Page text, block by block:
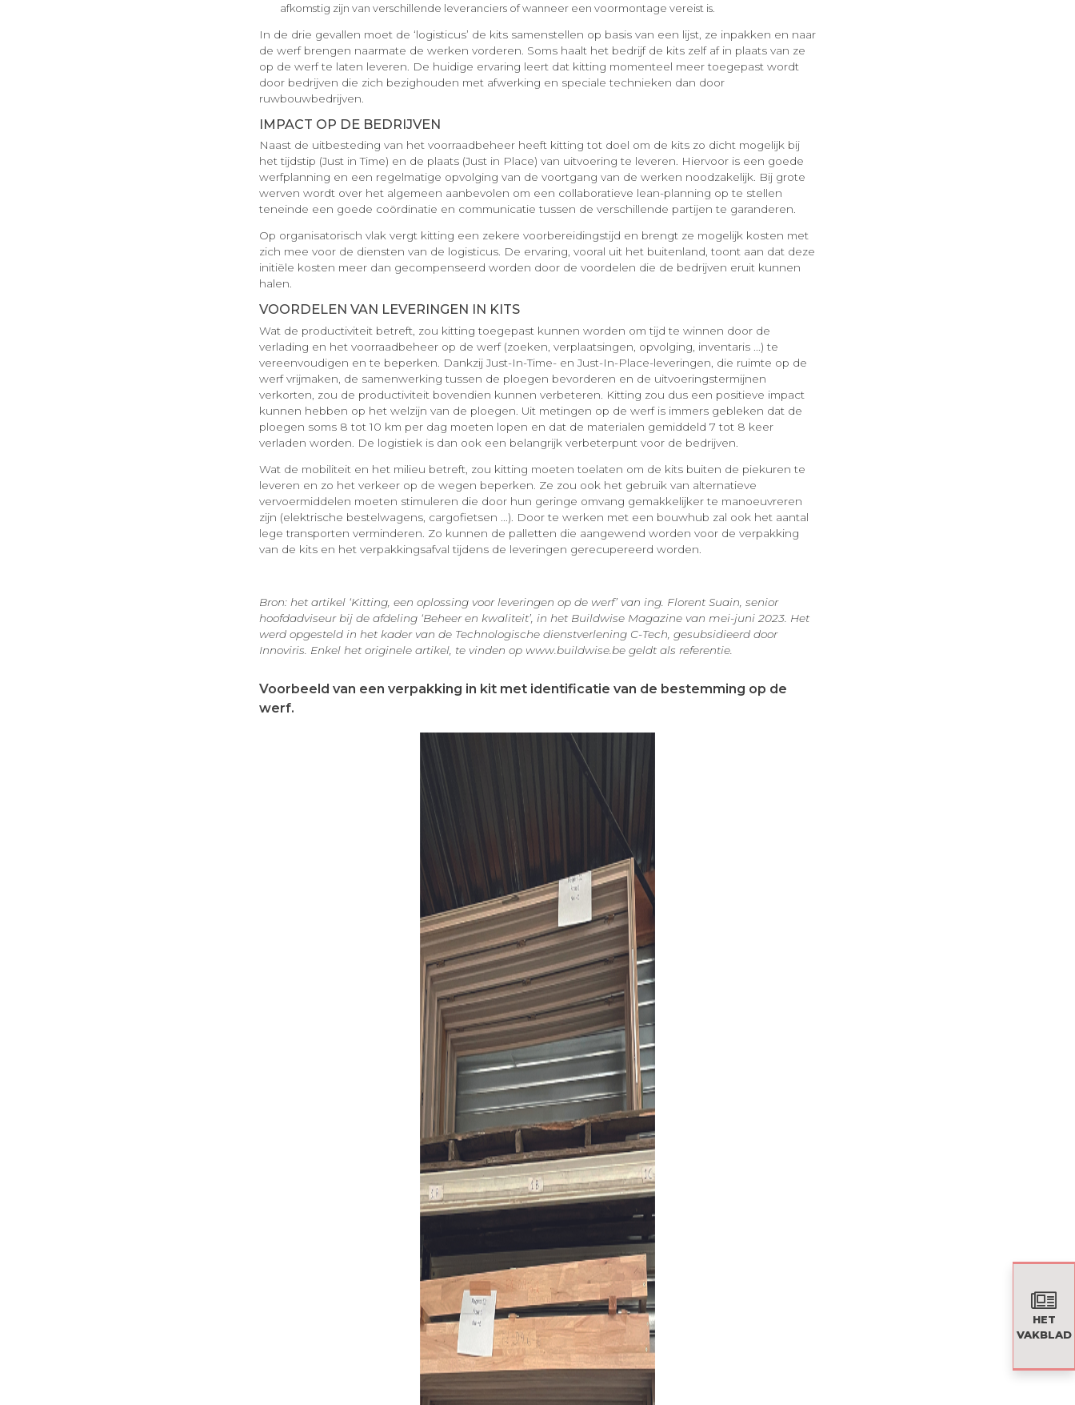
afkomstig zijn van verschillende leveranciers of wanneer een voormontage vereist is.
In de drie gevallen moet de ‘logisticus’ de kits samenstellen op basis van een lijst, ze inpakken en naar
de werf brengen naarmate de werken vorderen. Soms haalt het bedrijf de kits zelf af in plaats van ze
op de werf te laten leveren. De huidige ervaring leert dat kitting momenteel meer toegepast wordt
door bedrijven die zich bezighouden met afwerking en speciale technieken dan door
ruwbouwbedrijven.
IMPACT OP DE BEDRIJVEN
Naast de uitbesteding van het voorraadbeheer heeft kitting tot doel om de kits zo dicht mogelijk bij
het tijdstip (Just in Time) en de plaats (Just in Place) van uitvoering te leveren. Hiervoor is een goede
werfplanning en een regelmatige opvolging van de voortgang van de werken noodzakelijk. Bij grote
werven wordt over het algemeen aanbevolen om een collaboratieve lean-planning op te stellen
teneinde een goede coördinatie en communicatie tussen de verschillende partijen te garanderen.
Op organisatorisch vlak vergt kitting een zekere voorbereidingstijd en brengt ze mogelijk kosten met
zich mee voor de diensten van de logisticus. De ervaring, vooral uit het buitenland, toont aan dat deze
initiële kosten meer dan gecompenseerd worden door de voordelen die de bedrijven eruit kunnen
halen.
VOORDELEN VAN LEVERINGEN IN KITS
Wat de productiviteit betreft, zou kitting toegepast kunnen worden om tijd te winnen door de
verlading en het voorraadbeheer op de werf (zoeken, verplaatsingen, opvolging, inventaris ...) te
vereenvoudigen en te beperken. Dankzij Just-In-Time- en Just-In-Place-leveringen, die ruimte op de
werf vrijmaken, de samenwerking tussen de ploegen bevorderen en de uitvoeringstermijnen
verkorten, zou de productiviteit bovendien kunnen verbeteren. Kitting zou dus een positieve impact
kunnen hebben op het welzijn van de ploegen. Uit metingen op de werf is immers gebleken dat de
ploegen soms 8 tot 10 km per dag moeten lopen en dat de materialen gemiddeld 7 tot 8 keer
verladen worden. De logistiek is dan ook een belangrijk verbeterpunt voor de bedrijven.
Wat de mobiliteit en het milieu betreft, zou kitting moeten toelaten om de kits buiten de piekuren te
leveren en zo het verkeer op de wegen beperken. Ze zou ook het gebruik van alternatieve
vervoermiddelen moeten stimuleren die door hun geringe omvang gemakkelijker te manoeuvreren
zijn (elektrische bestelwagens, cargofietsen ...). Door te werken met een bouwhub zal ook het aantal
lege transporten verminderen. Zo kunnen de palletten die aangewend worden voor de verpakking
van de kits en het verpakkingsafval tijdens de leveringen gerecupereerd worden.
Bron: het artikel ‘Kitting, een oplossing voor leveringen op de werf’ van ing. Florent Suain, senior
hoofdadviseur bij de afdeling ‘Beheer en kwaliteit’, in het Buildwise Magazine van mei-juni 2023. Het
werd opgesteld in het kader van de Technologische dienstverlening C-Tech, gesubsidieerd door
Innoviris. Enkel het originele artikel, te vinden op www.buildwise.be geldt als referentie.
Voorbeeld van een verpakking in kit met identificatie van de bestemming op de
werf.
HET
VAKBLAD